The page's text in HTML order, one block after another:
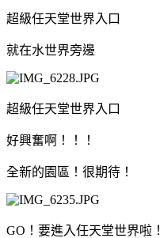
超級任天堂世界入口
就在水世界旁邊
超級任天堂世界入口
好興奮啊！！！
全新的園區！很期待！
GO！要進入任天堂世界啦！